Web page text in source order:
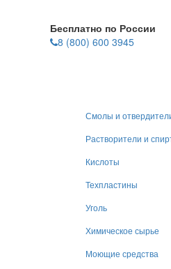
Бесплатно по России
8 (800) 600 3945
Смолы и
Растворители и
Кислоты
Техпластины
Уголь
Химическое сырье
Моющие средства